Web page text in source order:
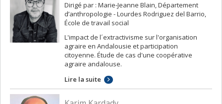
Dirigé par : Marie-Jeanne Blain, Département
d’anthropologie - Lourdes Rodriguez del Barrio,
École de travail social
L'impact de l´extractivisme sur l'organisation
agraire en Andalousie et participation
citoyenne. Étude de cas d'une coopérative
agraire andalouse.
Lire la suite